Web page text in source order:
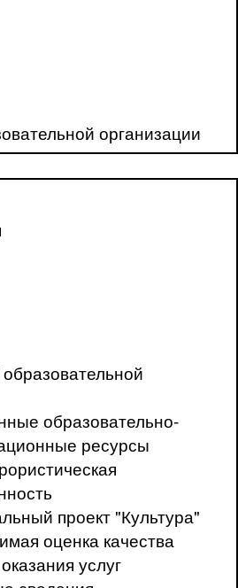
организации
образовательно-
ресурсы
проект "Культура"
оценка качества
услуг